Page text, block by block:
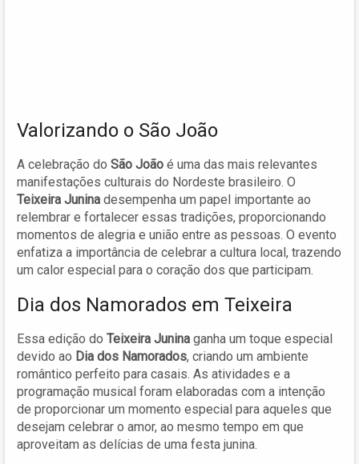
Valorizando o São João
A celebração do São João é uma das mais relevantes
manifestações culturais do Nordeste brasileiro. O
Teixeira Junina desempenha um papel importante ao
relembrar e fortalecer essas tradições, proporcionando
momentos de alegria e união entre as pessoas. O evento
enfatiza a importância de celebrar a cultura local, trazendo
um calor especial para o coração dos que participam.
Dia dos Namorados em Teixeira
Essa edição do Teixeira Junina ganha um toque especial
devido ao Dia dos Namorados, criando um ambiente
romântico perfeito para casais. As atividades e a
programação musical foram elaboradas com a intenção
de proporcionar um momento especial para aqueles que
desejam celebrar o amor, ao mesmo tempo em que
aproveitam as delícias de uma festa junina.